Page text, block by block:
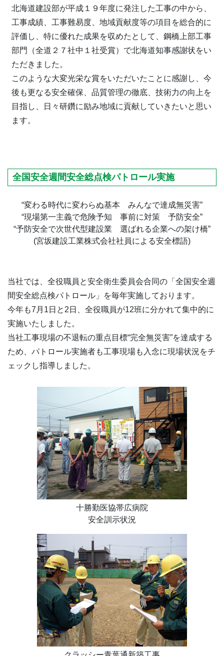
北海道建設部が平成１９年度に発注した工事の中から、
工事成績、工事難易度、地域貢献度等の項目を総合的に
評価し、特に優れた成果を収めたとして、鋼橋上部工事
部門（全道２７社中１社受賞）で北海道知事感謝状をい
ただきました。
このような大変光栄な賞をいただいたことに感謝し、今
後も更なる安全確保、品質管理の徹底、技術力の向上を
目指し、日々研鑽に励み地域に貢献していきたいと思い
ます。
全国安全週間安全総点検パトロール実施
“変わる時代に変わらぬ基本 みんなで達成無災害”
“現場第一主義で危険予知 事前に対策 予防安全”
“予防安全で次世代型建設業 選ばれる企業への架け橋”
(宮坂建設工業株式会社社員による安全標語)
当社では、全役職員と安全衛生委員会合同の「全国安全週
間安全総点検パトロール」を毎年実施しております。
今年も7月1日と2日、全役職員が12班に分かれて集中的に
実施いたしました。
当社工事現場の不退転の重点目標“完全無災害”を達成する
ため、パトロール実施者も工事現場も入念に現場状況をチ
ェックし指導しました。
十勝勤医協帯広病院
安全訓示状況